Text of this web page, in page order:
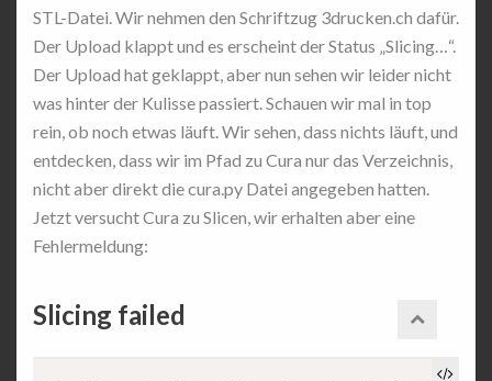
STL-Datei. Wir nehmen den Schriftzug 3drucken.ch dafür.
Der Upload klappt und es erscheint der Status „Slicing…“.
Der Upload hat geklappt, aber nun sehen wir leider nicht
was hinter der Kulisse passiert. Schauen wir mal in top
rein, ob noch etwas läuft. Wir sehen, dass nichts läuft, und
entdecken, dass wir im Pfad zu Cura nur das Verzeichnis,
nicht aber direkt die cura.py Datei angegeben hatten.
Jetzt versucht Cura zu Slicen, wir erhalten aber eine
Fehlermeldung:
Slicing failed